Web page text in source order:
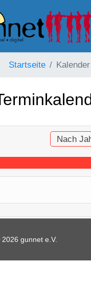
Startseite Kalender
Nach
gunnet e.V.